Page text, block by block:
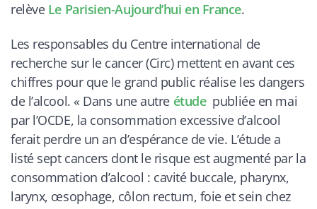
relève Le Parisien-Aujourd’hui en France.
Les responsables du Centre international de
recherche sur le cancer (Circ) mettent en avant ces
chiffres pour que le grand public réalise les dangers
de l’alcool. « Dans une autre étude publiée en mai
par l’OCDE, la consommation excessive d’alcool
ferait perdre un an d’espérance de vie. L’étude a
listé sept cancers dont le risque est augmenté par la
consommation d’alcool : cavité buccale, pharynx,
larynx, œsophage, côlon rectum, foie et sein chez